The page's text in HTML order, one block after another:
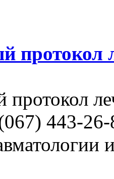
протокол
443-